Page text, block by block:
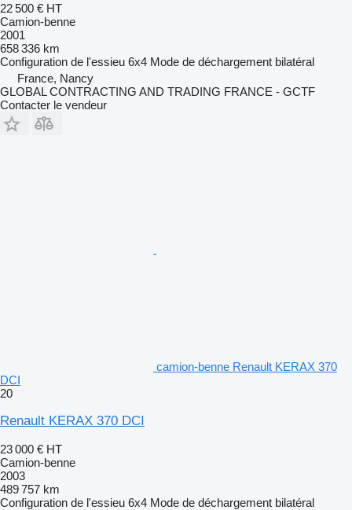
22 500 € HT
Camion-benne
2001
658 336 km
Configuration de l'essieu 6x4 Mode de déchargement bilatéral
France, Nancy
GLOBAL CONTRACTING AND TRADING FRANCE - GCTF
Contacter le vendeur
camion-benne Renault KERAX 370
DCI
20
Renault KERAX 370 DCI
23 000 € HT
Camion-benne
2003
489 757 km
Configuration de l'essieu 6x4 Mode de déchargement bilatéral